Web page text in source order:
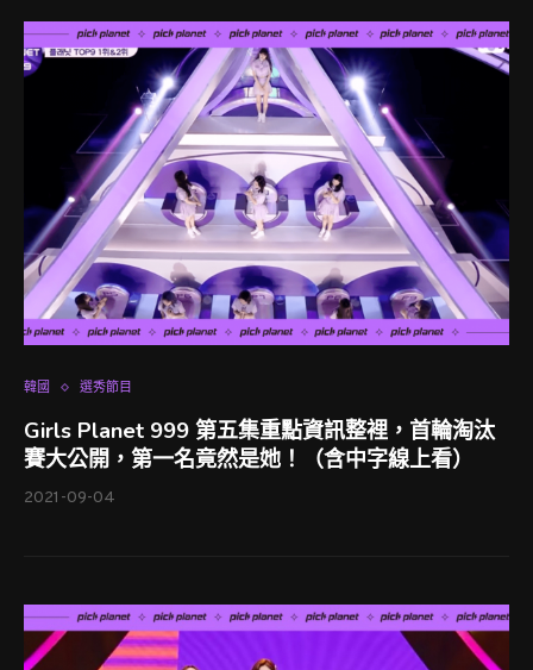
韓國 選秀節目
Girls Planet 999 第五集重點資訊整裡，首輪淘汰
賽大公開，第一名竟然是她！（含中字線上看）
2021-09-04